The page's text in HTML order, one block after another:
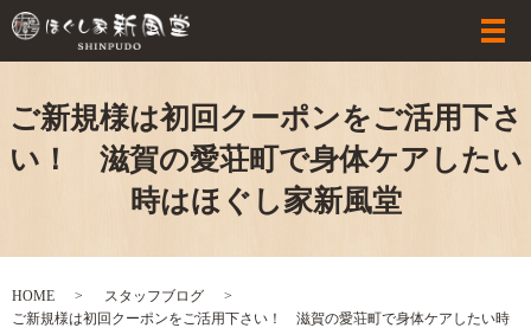
ご新規様は初回クーポンをご活用下さ
い！ 滋賀の愛荘町で身体ケアしたい
時はほぐし家新風堂
HOME
スタッフブログ
ご新規様は初回クーポンをご活用下さい！ 滋賀の愛荘町で身体ケアしたい時